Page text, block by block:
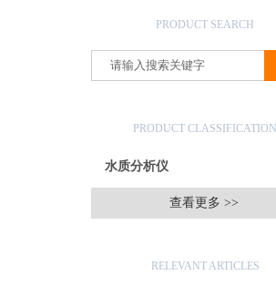
PRODUCT SEARCH
PRODUCT CLASSIFICATION
水质分析仪
查看更多 >>
RELEVANT ARTICLES